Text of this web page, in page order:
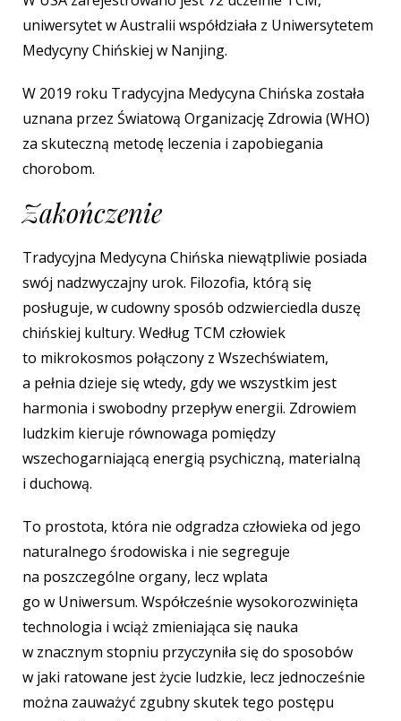
uniwersytet w Australii współdziała z Uniwersytetem
Medycyny Chińskiej w Nanjing.
W 2019 roku Tradycyjna Medycyna Chińska została
uznana przez Światową Organizację Zdrowia (WHO)
za skuteczną metodę leczenia i zapobiegania
chorobom.
Zakończenie
Tradycyjna Medycyna Chińska niewątpliwie posiada
swój nadzwyczajny urok. Filozofia, którą się
posługuje, w cudowny sposób odzwierciedla duszę
chińskiej kultury. Według TCM człowiek
to mikrokosmos połączony z Wszechświatem,
a pełnia dzieje się wtedy, gdy we wszystkim jest
harmonia i swobodny przepływ energii. Zdrowiem
ludzkim kieruje równowaga pomiędzy
wszechogarniającą energią psychiczną, materialną
i duchową.
To prostota, która nie odgradza człowieka od jego
naturalnego środowiska i nie segreguje
na poszczególne organy, lecz wplata
go w Uniwersum. Współcześnie wysokorozwinięta
technologia i wciąż zmieniająca się nauka
w znacznym stopniu przyczyniła się do sposobów
w jaki ratowane jest życie ludzkie, lecz jednocześnie
można zauważyć zgubny skutek tego postępu